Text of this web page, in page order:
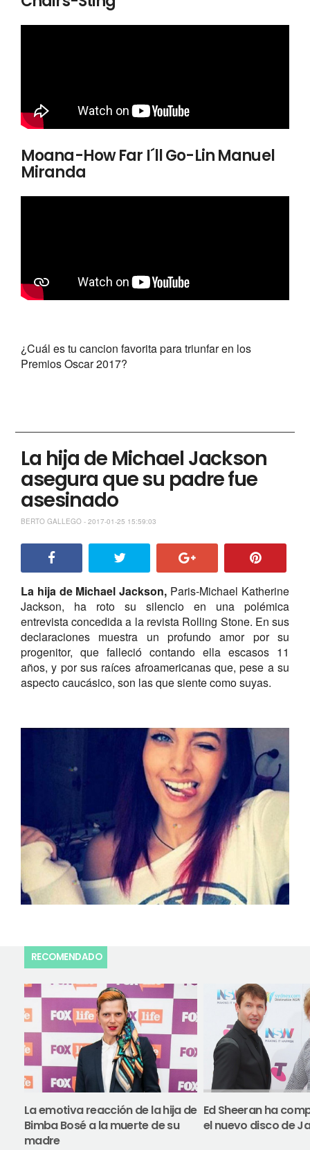
Moana-How Far I´ll Go-Lin Manuel
Miranda
¿Cuál es tu cancion favorita para triunfar en los
Premios Oscar 2017?
La hija de Michael Jackson
asegura que su padre fue
asesinado
BERTO GALLEGO - 2017-01-25 15:59:03
La hija de Michael Jackson, Paris-Michael Katherine
Jackson, ha roto su silencio en una polémica
entrevista concedida a la revista Rolling Stone. En sus
declaraciones muestra un profundo amor por su
progenitor, que falleció contando ella escasos 11
años, y por sus raíces afroamericanas que, pese a su
aspecto caucásico, son las que siente como suyas.
RECOMENDADO
La emotiva reacción de la hija de
Bimba Bosé a la muerte de su
madre
Ed Sheeran ha
el nuevo disco de